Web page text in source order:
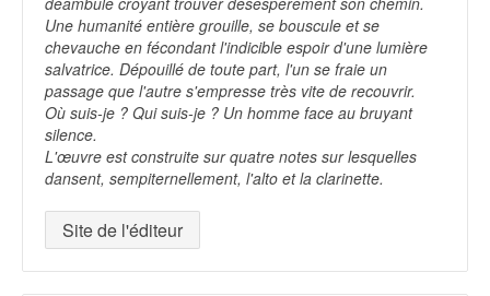
Une humanité entière grouille, se bouscule et se
chevauche en fécondant l'indicible espoir d'une lumière
salvatrice. Dépouillé de toute part, l'un se fraie un
passage que l'autre s'empresse très vite de recouvrir.
Où suis-je ? Qui suis-je ? Un homme face au bruyant
silence.
L'œuvre est construite sur quatre notes sur lesquelles
dansent, sempiternellement, l'alto et la clarinette.
Site de l'éditeur